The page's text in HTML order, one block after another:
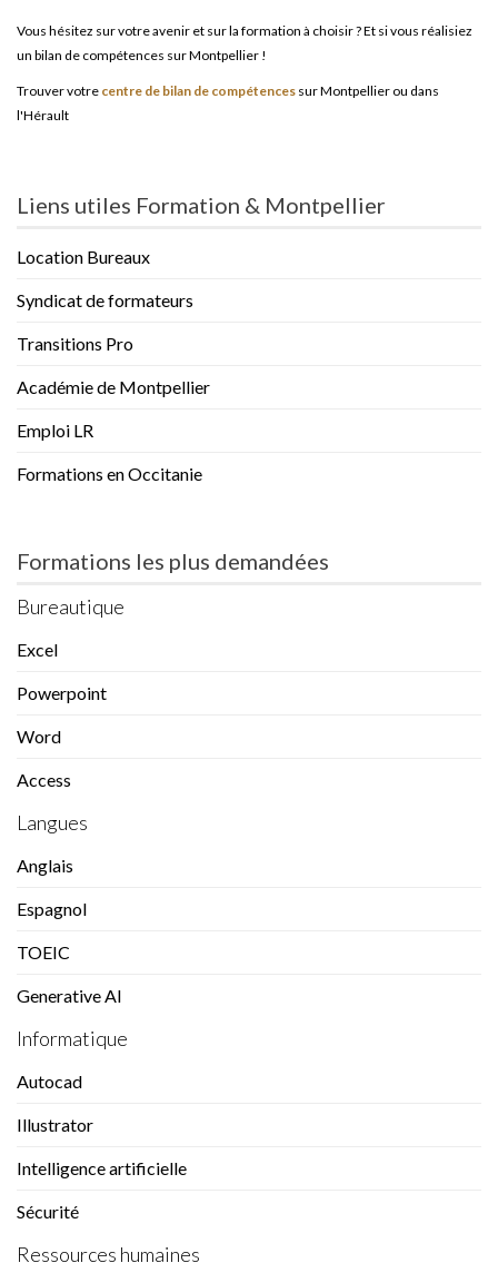
Vous hésitez sur votre avenir et sur la formation à choisir ? Et si vous réalisiez
un bilan de compétences sur Montpellier !
Trouver votre centre de bilan de compétences sur Montpellier ou dans
l'Hérault
Liens utiles Formation & Montpellier
Location Bureaux
Syndicat de formateurs
Transitions Pro
Académie de Montpellier
Emploi LR
Formations en Occitanie
Formations les plus demandées
Bureautique
Excel
Powerpoint
Word
Access
Langues
Anglais
Espagnol
TOEIC
Generative AI
Informatique
Autocad
Illustrator
Intelligence artificielle
Sécurité
Ressources humaines